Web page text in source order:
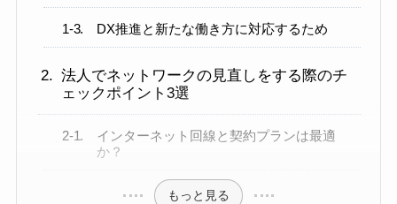
DX推進と新たな働き方に対応するため
法人でネットワークの見直しをする際のチ
ェックポイント3選
インターネット回線と契約プランは最適
か？
もっと見る